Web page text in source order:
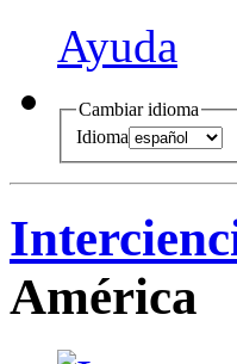
Ayuda
Cambiar idioma
Idioma
América